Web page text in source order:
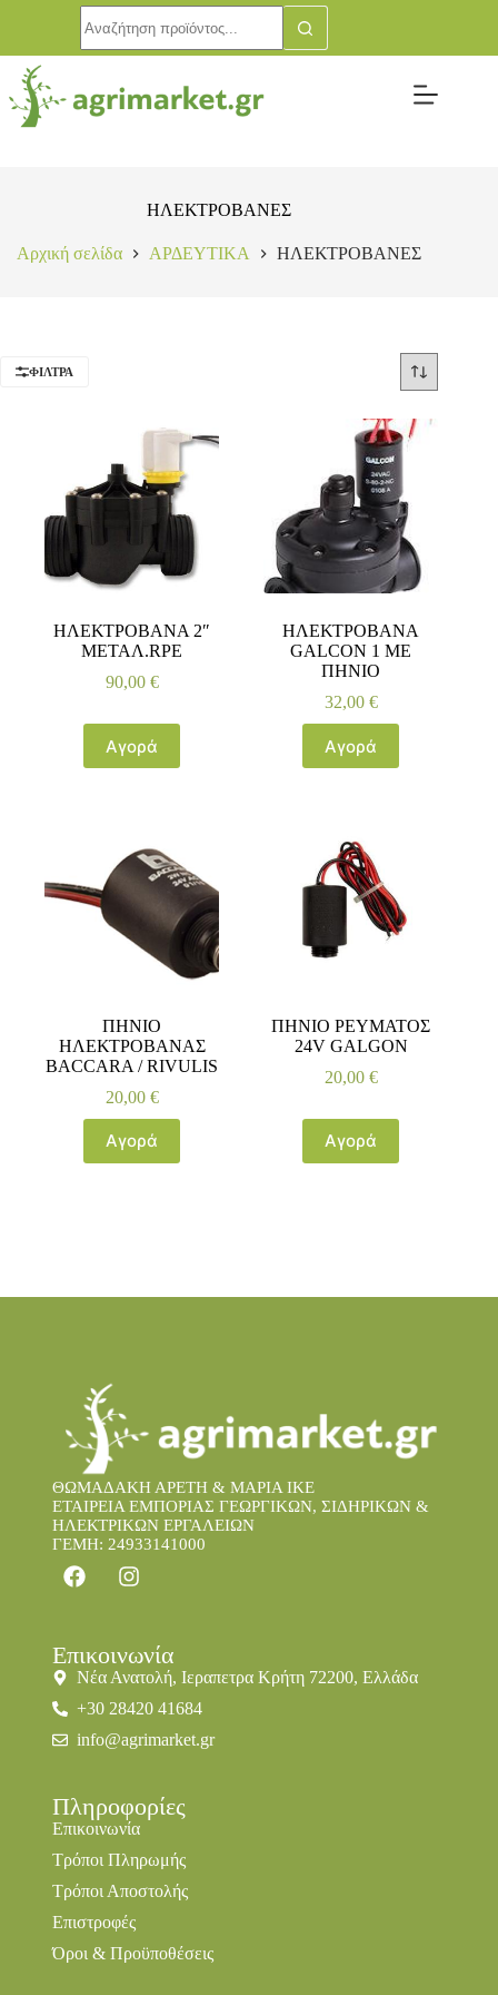
ΗΛΕΚΤΡΟΒΑΝΕΣ
Αρχική σελίδα ΑΡΔΕΥΤΙΚΑ ΗΛΕΚΤΡΟΒΑΝΕΣ
ΦΊΛΤΡΑ
ΗΛΕΚΤΡΟΒΑΝΑ 2″
ΜΕΤΑΛ.RPE
90,00 €
Αγορά
ΗΛΕΚΤΡΟΒΑΝΑ
GALCON 1 ΜΕ
ΠΗΝΙΟ
32,00 €
Αγορά
ΠΗΝΙΟ
ΗΛΕΚΤΡΟΒΑΝΑΣ
BACCARA / RIVULIS
20,00 €
Αγορά
ΠΗΝΙΟ ΡΕΥΜΑΤΟΣ
24V GALGON
20,00 €
Αγορά
ΘΩΜΑΔΑΚΗ ΑΡΕΤΗ & ΜΑΡΙΑ IKE
ΕΤΑΙΡΕΙΑ ΕΜΠΟΡΙΑΣ ΓΕΩΡΓΙΚΩΝ, ΣΙΔΗΡΙΚΩΝ &
ΗΛΕΚΤΡΙΚΩΝ ΕΡΓΑΛΕΙΩΝ
ΓΕΜΗ: 24933141000
Επικοινωνία
Νέα Ανατολή, Ιεραπετρα Κρήτη 72200, Ελλάδα
+30 28420 41684
info@agrimarket.gr
Πληροφορίες
Επικοινωνία
Τρόποι Πληρωμής
Τρόποι Αποστολής
Επιστροφές
Όροι & Προϋποθέσεις